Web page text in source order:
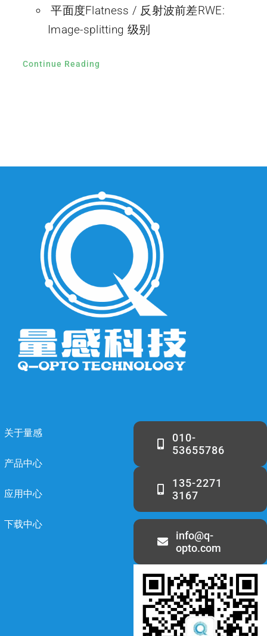
平面度Flatness / 反射波前差RWE:
Image-splitting 级别
Continue Reading
关于量感
产品中心
应用中心
下载中心
010-
53655786
135-2271
3167
info@q-
opto.com